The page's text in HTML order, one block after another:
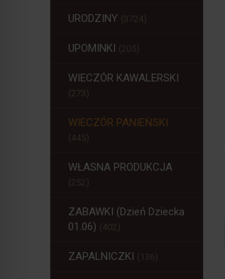
URODZINY
UPOMINKI
WIECZÓR KAWALERSKI
WIECZÓR PANIEŃSKI
WŁASNA PRODUKCJA
ZABAWKI (Dzień Dziecka
01.06)
ZAPALNICZKI